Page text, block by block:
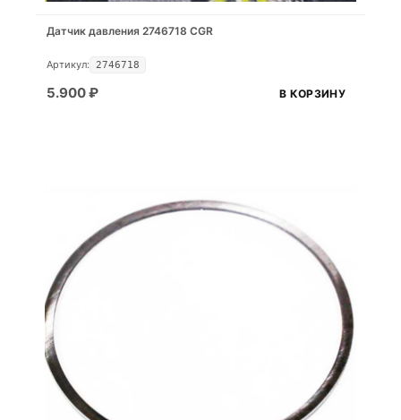
Датчик давления 2746718 CGR
Артикул: 2746718
5.900₽ В КОРЗИНУ